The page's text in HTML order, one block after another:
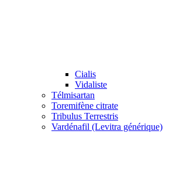
Cialis
Vidaliste
Télmisartan
Toremifène citrate
Tribulus Terrestris
Vardénafil (Levitra générique)